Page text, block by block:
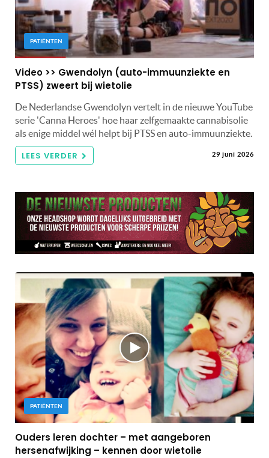
PATIËNTEN
Video >> Gwendolyn (auto-immuunziekte en
PTSS) zweert bij wietolie
De Nederlandse Gwendolyn vertelt in de nieuwe YouTube
serie 'Canna Heroes' hoe haar zelfgemaakte cannabisolie
als enige middel wél helpt bij PTSS en auto-immuunziekte.
LEES VERDER 29 juni 2026
PATIËNTEN
Ouders leren dochter – met aangeboren
hersenafwijking – kennen door wietolie